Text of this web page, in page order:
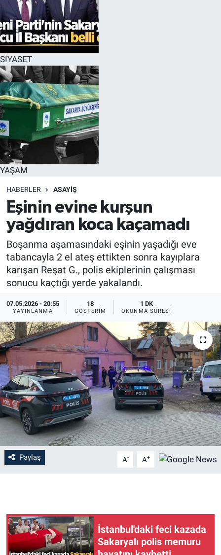
SİYASET
YAŞAM
HABERLER ASAYİŞ
Eşinin evine kurşun
yağdıran koca kaçamadı
Boşanma aşamasındaki eşinin yaşadığı eve
tabancayla 2 el ateş ettikten sonra kayıplara
karışan Reşat G., polis ekiplerinin çalışması
sonucu kaçtığı yerde yakalandı.
07.05.2026 - 20:55
YAYINLANMA
18
GÖSTERIM
1 DK
OKUNMA SÜRESI
Paylaş A- A+
İstanbul'daki feci kazada
Sakaryalı polis memuru